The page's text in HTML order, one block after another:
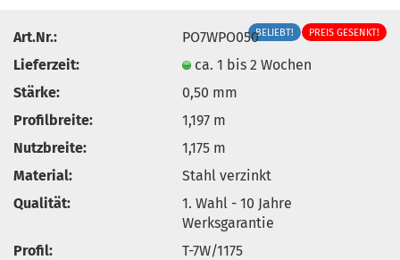
BELIEBT! PREIS GESENKT!
Art.Nr.:
PO7WPO050
Lieferzeit:
ca. 1 bis 2 Wochen
Stärke:
0,50 mm
Profilbreite:
1,197 m
Nutzbreite:
1,175 m
Material:
Stahl verzinkt
Qualität:
1. Wahl - 10 Jahre
Werksgarantie
Profil:
T-7W/1175